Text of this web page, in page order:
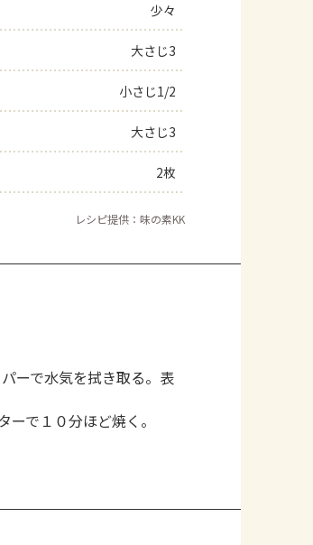
よくあるお問い合わせ
お買い物
少々
大さじ3
小さじ1/2
大さじ3
2枚
レシピ提供：味の素KK
ーで水気を拭き取る。表
で１０分ほど焼く。